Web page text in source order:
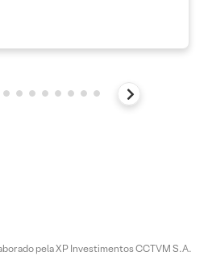
pela XP Investimentos CCTVM S.A.